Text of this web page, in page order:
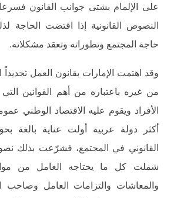
على الإلمام بشتى جوانب القانون
النصوص القانونية إذا اقتضت الحاجة
حاجة المجتمع وتطوراته وتعقد مشكلاته.
وقد اهتمت الإمارات بقانون العمل تحديداً
من غيره باعتباره من أهم القوانين
الأفراد ويقوم عليه الاقتصاد الوطني
أكثر دولة عربية أولت عناية بالغة
القانوني في المجتمع، فشرّعت بذلك
شملت كل ما يحتاجه العامل من
والمعاشات والتزامات العامل وصاحب